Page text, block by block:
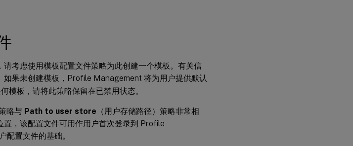
考虑使用模板配置文件策略为此创建一个模板。有关信
如果未创建模板，Profile Management 将为用户提供默认
模板，请将此策略保留在已禁用状态。
略与 Path to user store （用户存储路径）策略非常相
，该配置文件可用作用户首次登录到 Profile
配置文件的基础。